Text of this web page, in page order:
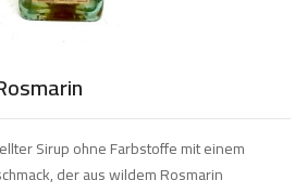
Sirup ohne Farbstoffe mit einem
der aus wildem Rosmarin